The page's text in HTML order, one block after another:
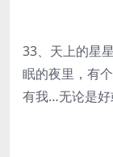
33、天上的星
眠的夜里，有
有我…无论是好